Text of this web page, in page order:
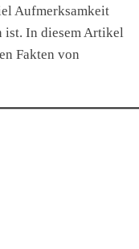
Aufmerksamkeit
ist. In diesem Artikel
Fakten von